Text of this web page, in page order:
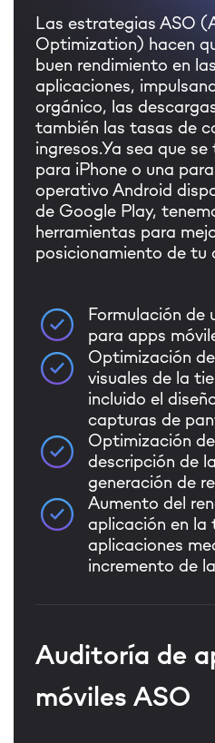
Las estrategias ASO
Optimization) hacen
buen rendimiento en
aplicaciones,
orgánico, las
también las tasas de
ingresos.Ya sea que
para iPhone o una
operativo Android
de Google Play,
herramientas para
posicionamiento de tu
Formulación de
para apps
Optimización
visuales de la
incluido el
capturas de
Optimización
descripción de
generación de
Aumento del
aplicación en la
aplicaciones
incremento de
Auditoría de
móviles ASO